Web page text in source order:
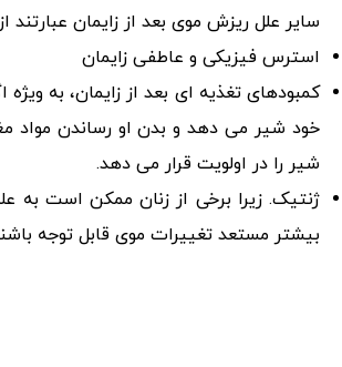
سایر علل ریزش موی بعد از زایمان عبارتند
استرس فیزیکی و عاطفی زایمان
کمبودهای تغذیه ای بعد از زایمان، به
خود شیر می دهد و بدن او رساندن مواد
شیر را در اولویت قرار می دهد.
ژنتیک. زیرا برخی از زنان ممکن است به
بیشتر مستعد تغییرات موی قابل توجه